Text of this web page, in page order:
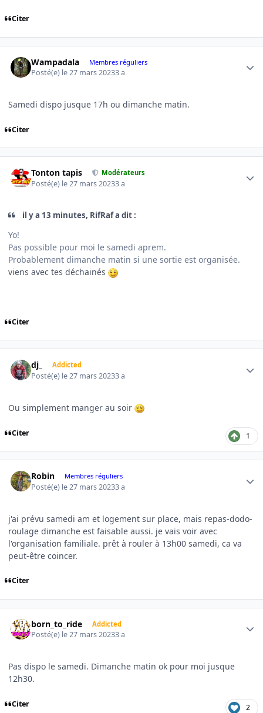
Citer
Wampadala Membres réguliers
Posté(e) le 27 mars 20233 a
Samedi dispo jusque 17h ou dimanche matin.
Citer
Tonton tapis Modérateurs
Posté(e) le 27 mars 20233 a
il y a 13 minutes, RifRaf a dit :
Yo!
Pas possible pour moi le samedi aprem.
Probablement dimanche matin si une sortie est organisée.
viens avec tes déchainés
Citer
dj_ Addicted
Posté(e) le 27 mars 20233 a
Ou simplement manger au soir
Citer 1
Robin Membres réguliers
Posté(e) le 27 mars 20233 a
j'ai prévu samedi am et logement sur place, mais repas-dodo-
roulage dimanche est faisable aussi. je vais voir avec
l'organisation familiale. prêt à rouler à 13h00 samedi, ca va
peut-être coincer.
Citer
born_to_ride Addicted
Posté(e) le 27 mars 20233 a
Pas dispo le samedi. Dimanche matin ok pour moi jusque
12h30.
Citer 2